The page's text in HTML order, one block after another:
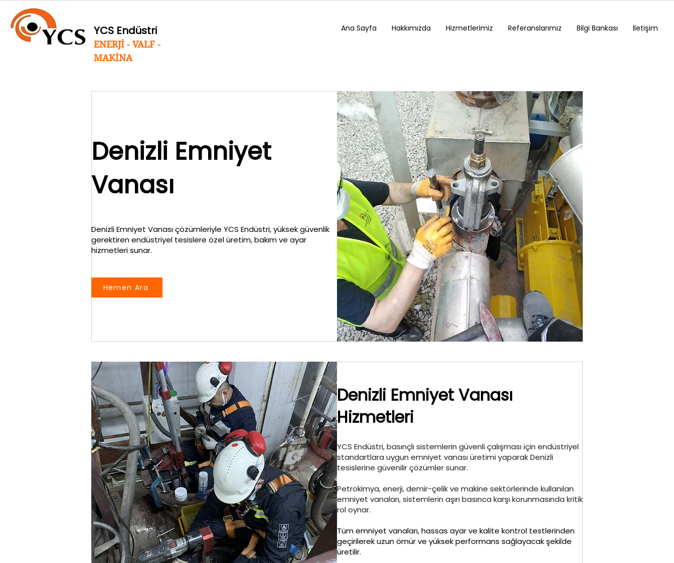
YCS Endüstri
ENERJİ - VALF -
MAKİNA
Ana Sayfa Hakkımızda Hizmetlerimiz Referanslarımız Bilgi Bankası İletişim
Denizli Emniyet
Vanası
Denizli Emniyet Vanası çözümleriyle YCS Endüstri, yüksek güvenlik
gerektiren endüstriyel tesislere özel üretim, bakım ve ayar
hizmetleri sunar.
Hemen Ara
Denizli Emniyet Vanası
Hizmetleri
YCS Endüstri, basınçlı sistemlerin güvenli çalışması için endüstriyel
standartlara uygun emniyet vanası üretimi yaparak Denizli
tesislerine güvenilir çözümler sunar.
Petrokimya, enerji, demir-çelik ve makine sektörlerinde kullanılan
emniyet vanaları, sistemlerin aşırı basınca karşı korunmasında kritik
rol oynar.
Tüm emniyet vanaları, hassas ayar ve kalite kontrol testlerinden
geçirilerek uzun ömür ve yüksek performans sağlayacak şekilde
üretilir.